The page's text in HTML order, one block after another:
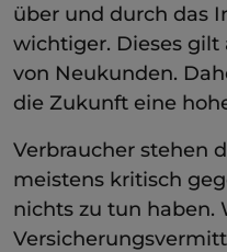
über und durch das
wichtiger. Dieses gilt
von Neukunden.
die Zukunft eine
Verbraucher stehen
meistens kritisch
nichts zu tun haben.